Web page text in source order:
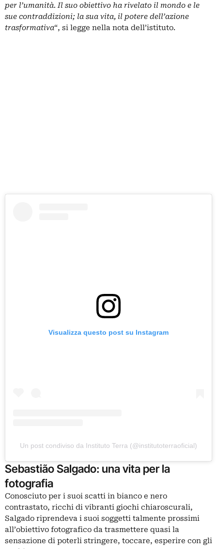
per l’umanità. Il suo obiettivo ha rivelato il mondo e le
sue contraddizioni; la sua vita, il potere dell’azione
trasformativa“, si legge nella nota dell’istituto.
Visualizza questo post su Instagram
Un post condiviso da Instituto Terra (@institutoterraoficial)
Sebastião Salgado: una vita per la
fotografia
Conosciuto per i suoi scatti in bianco e nero
contrastato, ricchi di vibranti giochi chiaroscurali,
Salgado riprendeva i suoi soggetti talmente prossimi
all’obiettivo fotografico da trasmettere quasi la
sensazione di poterli stringere, toccare, esperire con gli